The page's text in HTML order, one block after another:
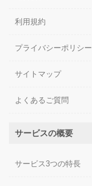
利用規約
プライバシーポリシー
サイトマップ
よくあるご質問
サービスの概要
サービス3つの特長